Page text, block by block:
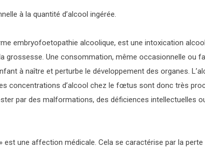
à la quantité d’alcool ingérée.
embryofoetopathie alcoolique, est une intoxication
Une consommation, même occasionnelle ou
à naître et perturbe le développement des organes.
concentrations d’alcool chez le fœtus sont donc très
par des malformations, des déficiences intellectuelles
une affection médicale. Cela se caractérise par la